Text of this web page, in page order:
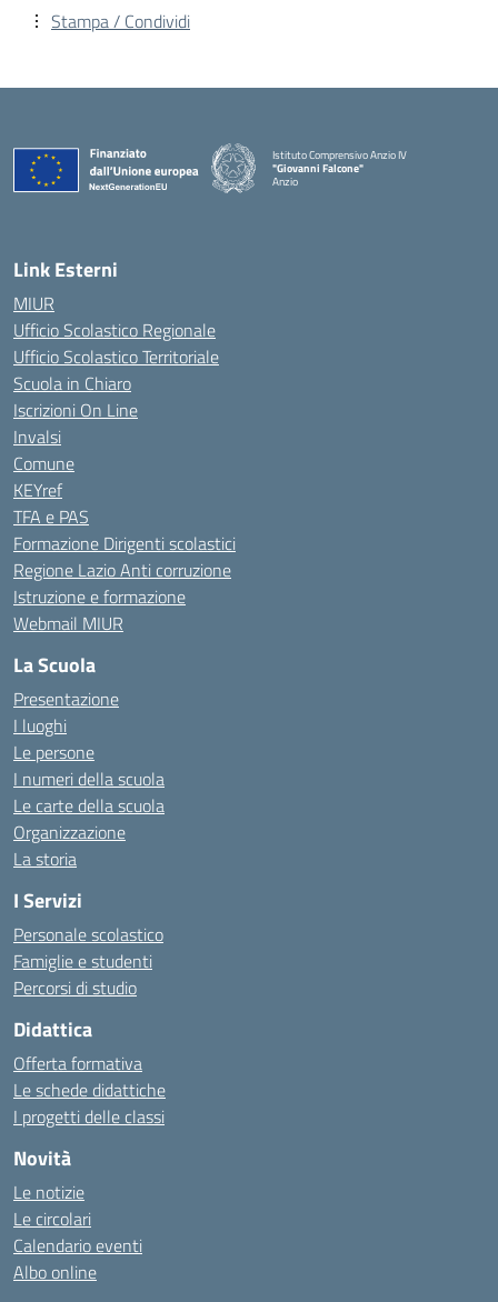
Stampa / Condividi
Istituto Comprensivo Anzio IV
"Giovanni Falcone"
Anzio
Link Esterni
MIUR
Ufficio Scolastico Regionale
Ufficio Scolastico Territoriale
Scuola in Chiaro
Iscrizioni On Line
Invalsi
Comune
KEYref
TFA e PAS
Formazione Dirigenti scolastici
Regione Lazio Anti corruzione
Istruzione e formazione
Webmail MIUR
La Scuola
Presentazione
I luoghi
Le persone
I numeri della scuola
Le carte della scuola
Organizzazione
La storia
I Servizi
Personale scolastico
Famiglie e studenti
Percorsi di studio
Didattica
Offerta formativa
Le schede didattiche
I progetti delle classi
Novità
Le notizie
Le circolari
Calendario eventi
Albo online